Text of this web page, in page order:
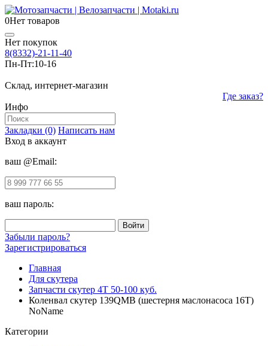
0Нет товаров
Нет покупок
8(8332)-21-11-40
Пн-Пт:10-16
Склад, интернет-магазин
Где заказ?
Инфо
Закладки (0) Написать нам
Вход в аккаунт
ваш @Email:
ваш пароль:
Забыли пароль?
Зарегистрироваться
Главная
Для скутера
Запчасти скутер 4Т 50-100 куб.
Коленвал скутер 139QMB (шестерня маслонасоса 16T)
NoName
Категории